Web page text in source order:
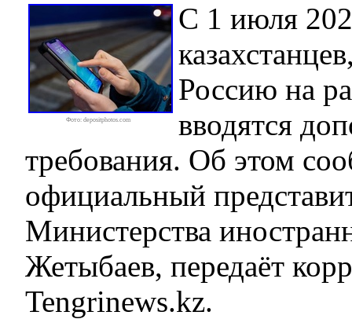
Фото: depositphotos.com
С 1 июля
Россию на
вводятся
требования. Об этом
официальный
Министерства
Жетыбаев, передаёт
Tengrinews.kz.